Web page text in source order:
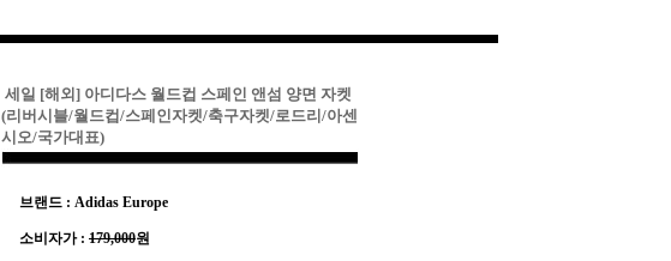
세일 [해외] 아디다스 월드컵 스페인 앤섬 양면 자켓
(리버시블/월드컵/스페인자켓/축구자켓/로드리/아센
시오/국가대표)
브랜드 : Adidas Europe
소비자가 : 179,000원